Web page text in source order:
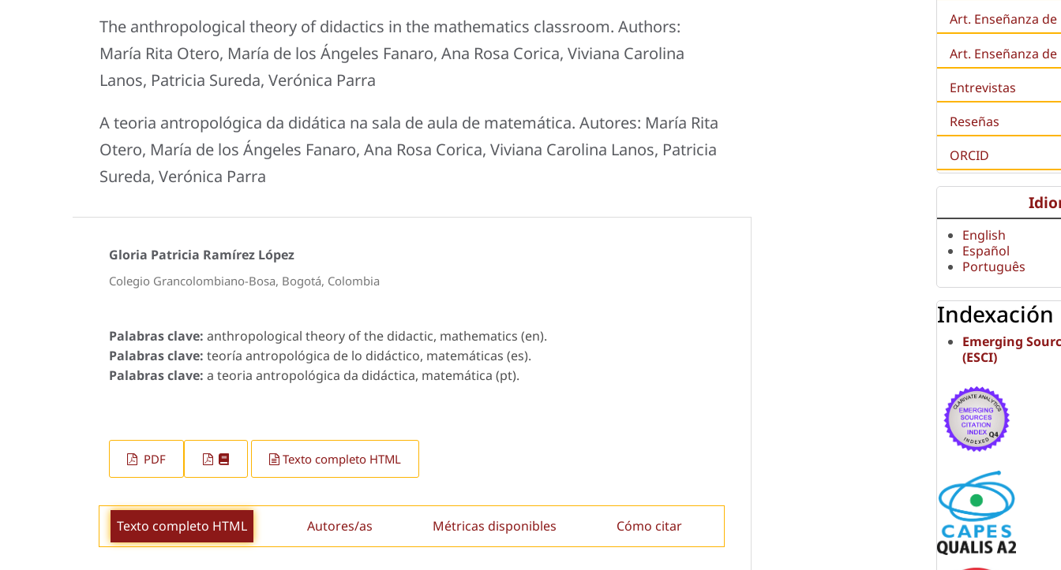
The anthropological theory of didactics in the mathematics classroom. Authors:
María Rita Otero, María de los Ángeles Fanaro, Ana Rosa Corica, Viviana Carolina
Lanos, Patricia Sureda, Verónica Parra
A teoria antropológica da didática na sala de aula de matemática. Autores: María Rita
Otero, María de los Ángeles Fanaro, Ana Rosa Corica, Viviana Carolina Lanos, Patricia
Sureda, Verónica Parra
Gloria Patricia Ramírez López
Colegio Grancolombiano-Bosa, Bogotá, Colombia
Palabras clave: anthropological theory of the didactic, mathematics (en).
Palabras clave: teoría antropológica de lo didáctico, matemáticas (es).
Palabras clave: a teoria antropológica da didáctica, matemática (pt).
PDF Texto completo HTML
Texto completo HTML Autores/as Métricas disponibles Cómo citar
Art. Enseñanza
Art. Enseñanza
Entrevistas
Reseñas
ORCID
English
Español
Português
Indexación
Emerging
(ESCI)